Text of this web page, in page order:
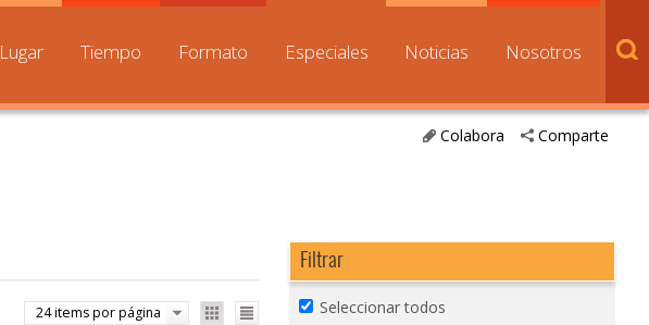
Lugar Tiempo Formato Especiales Noticias Nosotros
Comparte
Colabora
24 items por página
Filtrar
Seleccionar todos